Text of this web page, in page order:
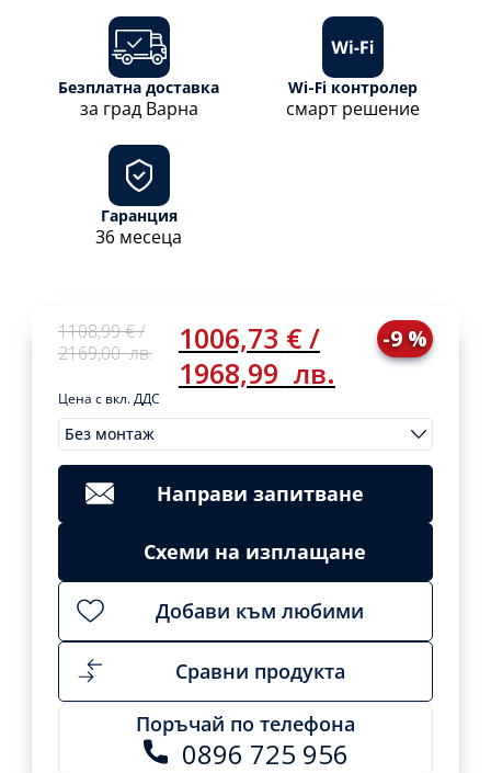
1108,99€/
2169,00лв.
Original
price
1108,99 €
/
2169,00
лв..
1006,73 €/
1968,99 лв.
Current
price
1006,73 €
/
1968,99
лв..
-9 %
Цена с вкл. ДДС
Без монтаж
МонтажиClear
1108,99€/
2169,00
Original
price
was:
1108,99 €
/
лв..
1006,73€/
1968,99
лв.
Current
price
1006,73 €
/
лв..
Направи запитване
Схеми на изплащане
Добави към любими
Сравни продукта
Поръчай по телефона
0896 725 956
Безплатна доставка
за град Варна
Wi-Fi контролер
смарт решение
Гаранция
36 месеца